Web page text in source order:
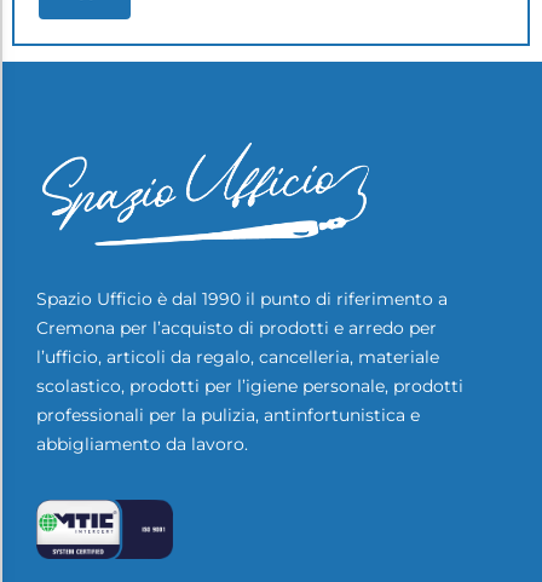
Spazio Ufficio è dal 1990 il punto di riferimento a
Cremona per l’acquisto di prodotti e arredo per
l’ufficio, articoli da regalo, cancelleria, materiale
scolastico, prodotti per l’igiene personale, prodotti
professionali per la pulizia, antinfortunistica e
abbigliamento da lavoro.